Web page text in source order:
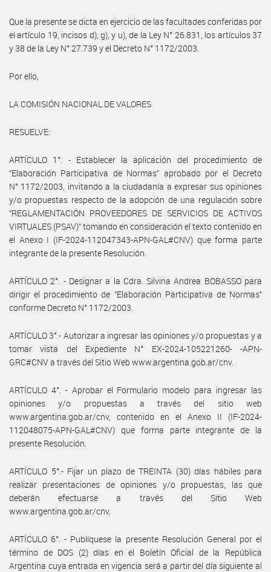
Que la presente se dicta en ejercicio de las facultades conferidas por
el artículo 19, incisos d), g), y u), de la Ley N° 26.831, los artículos 37
y 38 de la Ley N° 27.739 y el Decreto N° 1172/2003.
Por ello,
LA COMISIÓN NACIONAL DE VALORES
RESUELVE:
ARTÍCULO 1°. - Establecer la aplicación del procedimiento de
“Elaboración Participativa de Normas” aprobado por el Decreto
N° 1172/2003, invitando a la ciudadanía a expresar sus opiniones
y/o propuestas respecto de la adopción de una regulación sobre
“REGLAMENTACIÓN PROVEEDORES DE SERVICIOS DE ACTIVOS
VIRTUALES (PSAV)” tomando en consideración el texto contenido en
el Anexo I (IF-2024-112047343-APN-GAL#CNV) que forma parte
integrante de la presente Resolución.
ARTÍCULO 2°. - Designar a la Cdra. Silvina Andrea BOBASSO para
dirigir el procedimiento de “Elaboración Participativa de Normas”
conforme Decreto N° 1172/2003.
ARTÍCULO 3°.- Autorizar a ingresar las opiniones y/o propuestas y a
tomar vista del Expediente N° EX-2024-105221260- -APN-
GRC#CNV a través del Sitio Web www.argentina.gob.ar/cnv.
ARTÍCULO 4°. - Aprobar el Formulario modelo para ingresar las
opiniones y/o propuestas a través del sitio web
www.argentina.gob.ar/cnv, contenido en el Anexo II (IF-2024-
112048075-APN-GAL#CNV) que forma parte integrante de la
presente Resolución.
ARTÍCULO 5°.- Fijar un plazo de TREINTA (30) días hábiles para
realizar presentaciones de opiniones y/o propuestas, las que
deberán efectuarse a través del Sitio Web
www.argentina.gob.ar/cnv.
ARTÍCULO 6°. - Publíquese la presente Resolución General por el
término de DOS (2) días en el Boletín Oficial de la República
Argentina cuya entrada en vigencia será a partir del día siguiente al